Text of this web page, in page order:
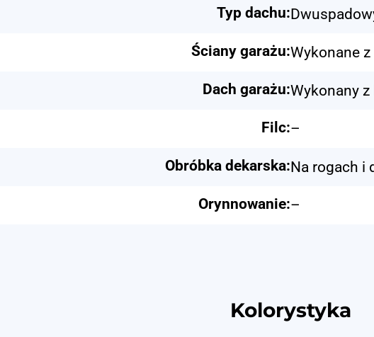
Typ dachu:
Ściany garażu:Wykonane
Dach garażu:Wykonany
Filc:–
Obróbka dekarska:Na rogach i
Orynnowanie:–
Kolorystyka